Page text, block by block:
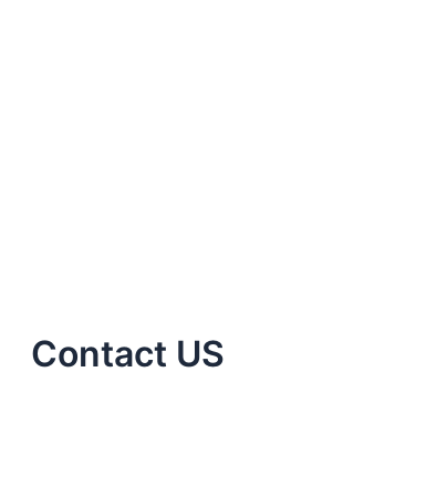
Contact US